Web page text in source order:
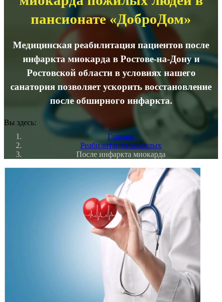
пансионате «ДоброДом»
Медицинская реабилитация пациентов после
инфаркта миокарда в Ростове-на-Дону и
Ростовской области в условиях нашего
санатория позволяет ускорить восстановление
после обширного инфаркта.
Вы здесь:
Главная
Реабилитация пожилых
После инфаркта миокарда